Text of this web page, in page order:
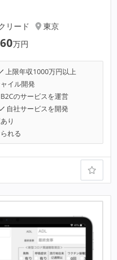
リード
東京
万円
上限年収1000万円以上
イル開発
B2Cのサービスを運営
自社サービスを開発
り
れる